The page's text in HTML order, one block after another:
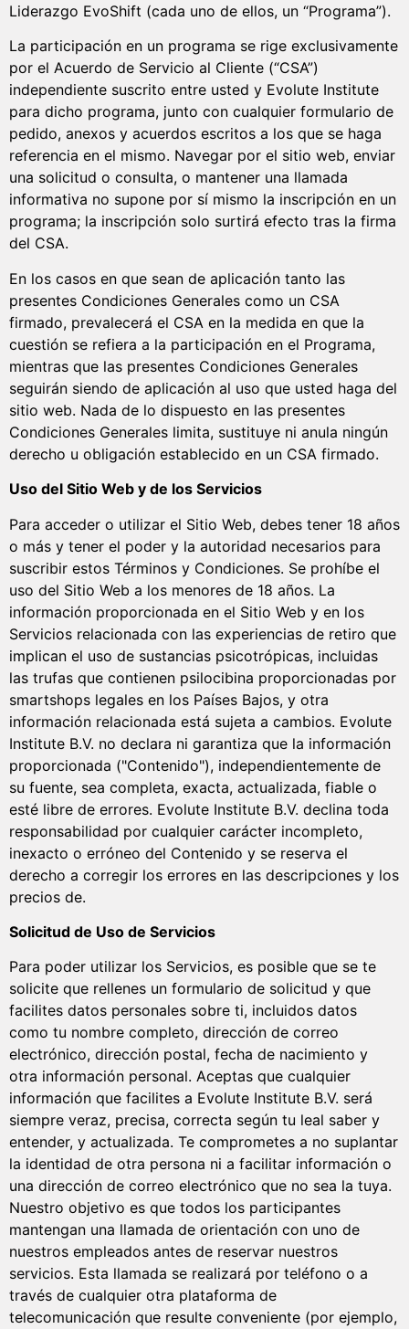
Liderazgo EvoShift (cada uno de ellos, un “Programa”).
La participación en un programa se rige exclusivamente
por el Acuerdo de Servicio al Cliente (“CSA”)
independiente suscrito entre usted y Evolute Institute
para dicho programa, junto con cualquier formulario de
pedido, anexos y acuerdos escritos a los que se haga
referencia en el mismo. Navegar por el sitio web, enviar
una solicitud o consulta, o mantener una llamada
informativa no supone por sí mismo la inscripción en un
programa; la inscripción solo surtirá efecto tras la firma
del CSA.
En los casos en que sean de aplicación tanto las
presentes Condiciones Generales como un CSA
firmado, prevalecerá el CSA en la medida en que la
cuestión se refiera a la participación en el Programa,
mientras que las presentes Condiciones Generales
seguirán siendo de aplicación al uso que usted haga del
sitio web. Nada de lo dispuesto en las presentes
Condiciones Generales limita, sustituye ni anula ningún
derecho u obligación establecido en un CSA firmado.
Uso del Sitio Web y de los Servicios
Para acceder o utilizar el Sitio Web, debes tener 18 años
o más y tener el poder y la autoridad necesarios para
suscribir estos Términos y Condiciones. Se prohíbe el
uso del Sitio Web a los menores de 18 años. La
información proporcionada en el Sitio Web y en los
Servicios relacionada con las experiencias de retiro que
implican el uso de sustancias psicotrópicas, incluidas
las trufas que contienen psilocibina proporcionadas por
smartshops legales en los Países Bajos, y otra
información relacionada está sujeta a cambios. Evolute
Institute B.V. no declara ni garantiza que la información
proporcionada ("Contenido"), independientemente de
su fuente, sea completa, exacta, actualizada, fiable o
esté libre de errores. Evolute Institute B.V. declina toda
responsabilidad por cualquier carácter incompleto,
inexacto o erróneo del Contenido y se reserva el
derecho a corregir los errores en las descripciones y los
precios de.
Solicitud de Uso de Servicios
Para poder utilizar los Servicios, es posible que se te
solicite que rellenes un formulario de solicitud y que
facilites datos personales sobre ti, incluidos datos
como tu nombre completo, dirección de correo
electrónico, dirección postal, fecha de nacimiento y
otra información personal. Aceptas que cualquier
información que facilites a Evolute Institute B.V. será
siempre veraz, precisa, correcta según tu leal saber y
entender, y actualizada. Te comprometes a no suplantar
la identidad de otra persona ni a facilitar información o
una dirección de correo electrónico que no sea la tuya.
Nuestro objetivo es que todos los participantes
mantengan una llamada de orientación con uno de
nuestros empleados antes de reservar nuestros
servicios. Esta llamada se realizará por teléfono o a
través de cualquier otra plataforma de
telecomunicación que resulte conveniente (por ejemplo,